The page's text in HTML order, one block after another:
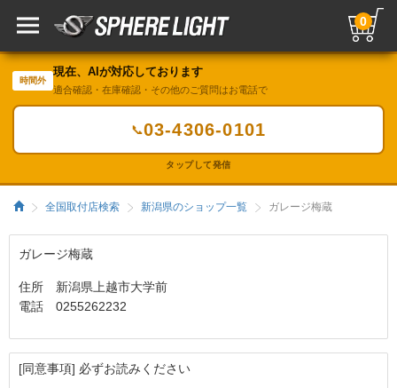
0
時間外
現在、AIが対応しております
適合確認・在庫確認・その他のご質問はお電話で
📞03-4306-0101
タップして発信
全国取付店検索 新潟県のショップ一覧 ガレージ梅蔵
ガレージ梅蔵
住所 新潟県上越市大学前
電話 0255262232
[同意事項] 必ずお読みください